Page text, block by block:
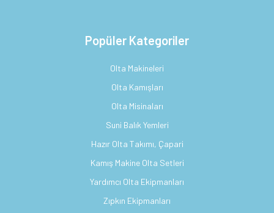
Popüler Kategoriler
Olta Makineleri
Olta Kamışları
Olta Misinaları
Suni Balık Yemleri
Hazır Olta Takımı, Çapari
Kamış Makine Olta Setleri
Yardımcı Olta Ekipmanları
Zıpkın Ekipmanları